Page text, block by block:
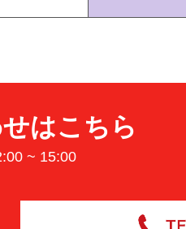
はこちら
~ 15:00